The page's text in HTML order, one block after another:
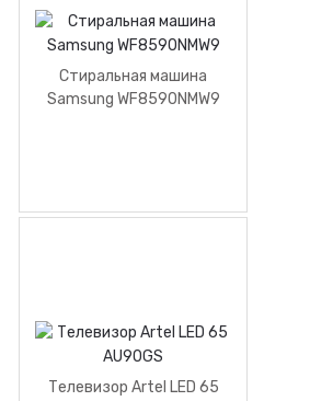
Стиральная машинa
Samsung WF8590NMW9
Телевизор Artel LED 65